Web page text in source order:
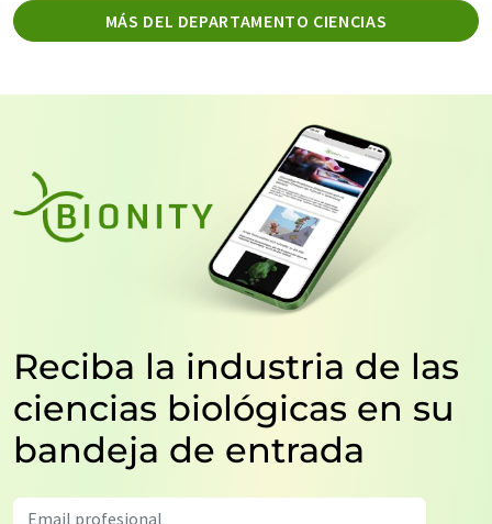
MÁS DEL DEPARTAMENTO CIENCIAS
Reciba la industria de las
ciencias biológicas en su
bandeja de entrada